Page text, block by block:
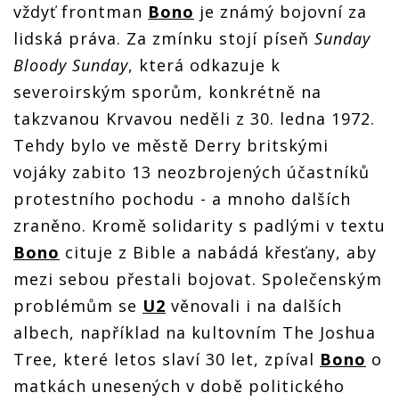
vždyť frontman Bono je známý bojovní za
lidská práva. Za zmínku stojí píseň Sunday
Bloody Sunday, která odkazuje k
severoirským sporům, konkrétně na
takzvanou Krvavou neděli z 30. ledna 1972.
Tehdy bylo ve městě Derry britskými
vojáky zabito 13 neozbrojených účastníků
protestního pochodu - a mnoho dalších
zraněno. Kromě solidarity s padlými v textu
Bono cituje z Bible a nabádá křesťany, aby
mezi sebou přestali bojovat. Společenským
problémům se U2 věnovali i na dalších
albech, například na kultovním The Joshua
Tree, které letos slaví 30 let, zpíval Bono o
matkách unesených v době politického